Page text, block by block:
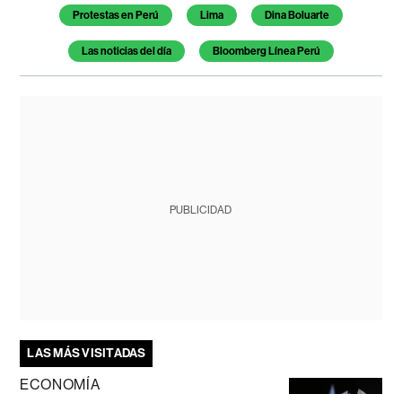
Temas de este artículo
Protestas en Perú Lima Dina Boluarte
Las noticias del día Bloomberg Línea Perú
PUBLICIDAD
LAS MÁS VISITADAS
ECONOMÍA